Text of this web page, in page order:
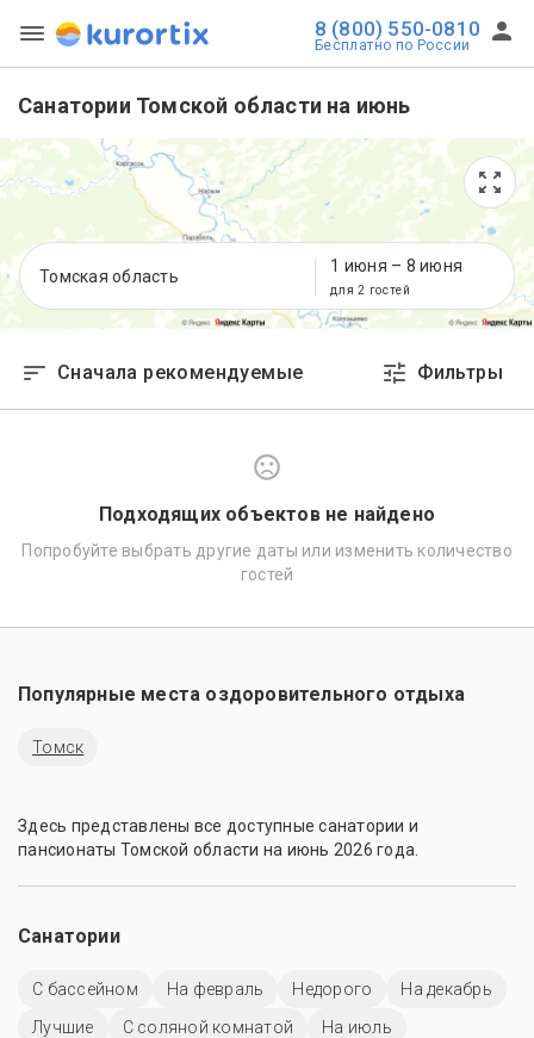
8 (800) 550-0810
Бесплатно по России
Санатории Томской области на июнь
Томская область
1 июня – 8 июня
для 2 гостей
Сначала рекомендуемые Фильтры
Подходящих объектов не найдено
Попробуйте выбрать другие даты или изменить количество
гостей
Популярные места оздоровительного отдыха
Томск
Здесь представлены все доступные санатории и
пансионаты Томской области на июнь 2026 года.
Санатории
C бассейном На февраль Недорого
На декабрь
Лучшие
С соляной комнатой
На июль